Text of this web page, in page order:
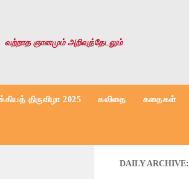
வற்றாத ஞானமும் அறிவுத்தேடலும்
திருவிழா 2025 கவிதை கதைகள்
DAILY ARCHIVE: